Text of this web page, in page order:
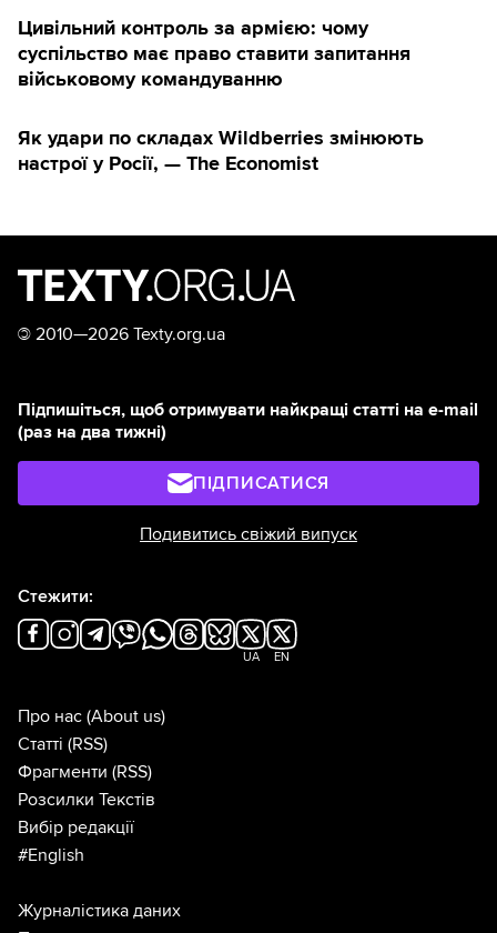
Цивільний контроль за армією: чому
суспільство має право ставити запитання
військовому командуванню
Як удари по складах Wildberries змінюють
настрої у Росії, — The Economist
© 2010—2026 Texty.org.ua
Підпишіться, щоб отримувати найкращі статті на e-mail
(раз на два тижні)
ПІДПИСАТИСЯ
Подивитись свіжий випуск
Стежити:
UA EN
Про нас (About us)
Статті (RSS)
Фрагменти (RSS)
Розсилки Текстів
Вибір редакції
#English
Журналістика даних